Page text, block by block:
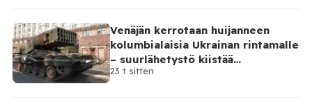
Venäjän kerrotaan huijanneen
kolumbialaisia Ukrainan rintamalle
– suurlähetystö kiistää
osallisuutensa
23 t sitten